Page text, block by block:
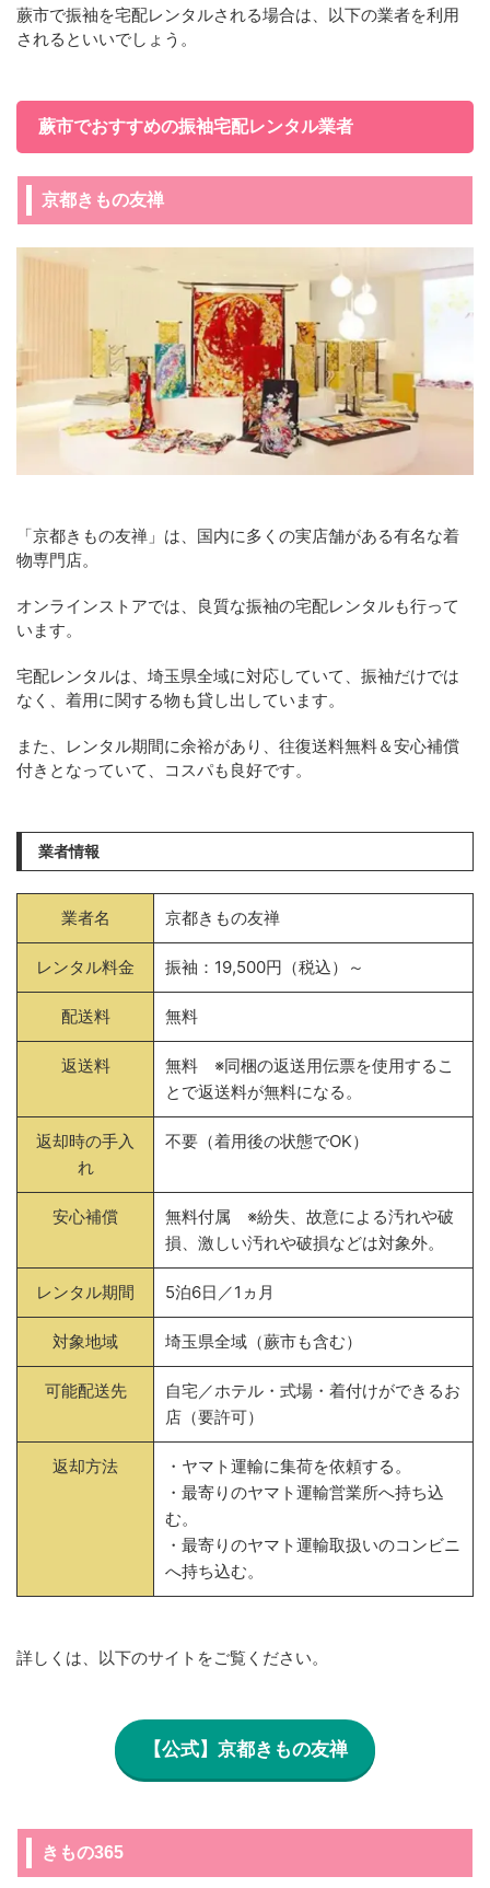
蕨市で振袖を宅配レンタルされる場合は、以下の業者を利用
されるといいでしょう。
蕨市でおすすめの振袖宅配レンタル業者
京都きもの友禅
「京都きもの友禅」は、国内に多くの実店舗がある有名な着
物専門店。
オンラインストアでは、良質な振袖の宅配レンタルも行って
います。
宅配レンタルは、埼玉県全域に対応していて、振袖だけでは
なく、着用に関する物も貸し出しています。
また、レンタル期間に余裕があり、往復送料無料＆安心補償
付きとなっていて、コスパも良好です。
業者情報
業者名 京都きもの友禅
レンタル料金 振袖：19,500円（税込）～
配送料 無料
返送料
無料 ※同梱の返送用伝票を使用するこ
とで返送料が無料になる。
返却時の手入
れ
不要（着用後の状態でOK）
安心補償
無料付属 ※紛失、故意による汚れや破
損、激しい汚れや破損などは対象外。
レンタル期間 5泊6日／1ヵ月
対象地域 埼玉県全域（蕨市も含む）
可能配送先
自宅／ホテル・式場・着付けができるお
店（要許可）
返却方法
・ヤマト運輸に集荷を依頼する。
・最寄りのヤマト運輸営業所へ持ち込
む。
・最寄りのヤマト運輸取扱いのコンビニ
へ持ち込む。
詳しくは、以下のサイトをご覧ください。
【公式】京都きもの友禅
きもの365